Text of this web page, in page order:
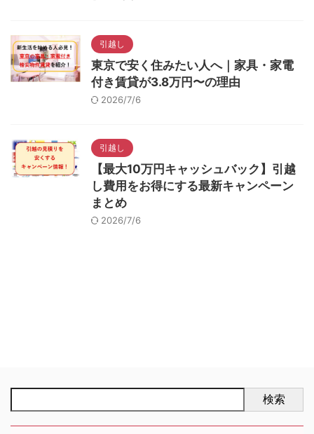
引越し
東京で安く住みたい人へ｜家具・家電
付き賃貸が3.8万円〜の理由
2026/7/6
引越し
【最大10万円キャッシュバック】引越
し費用をお得にする最新キャンペーン
まとめ
2026/7/6
検索